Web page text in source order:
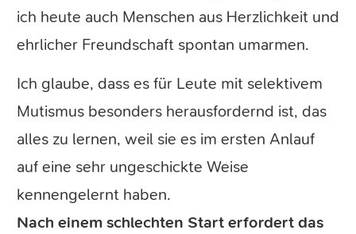
ich heute auch Menschen aus Herzlichkeit und
ehrlicher Freundschaft spontan umarmen.
Ich glaube, dass es für Leute mit selektivem
Mutismus besonders herausfordernd ist, das
alles zu lernen, weil sie es im ersten Anlauf
auf eine sehr ungeschickte Weise
kennengelernt haben.
Nach einem schlechten Start erfordert das